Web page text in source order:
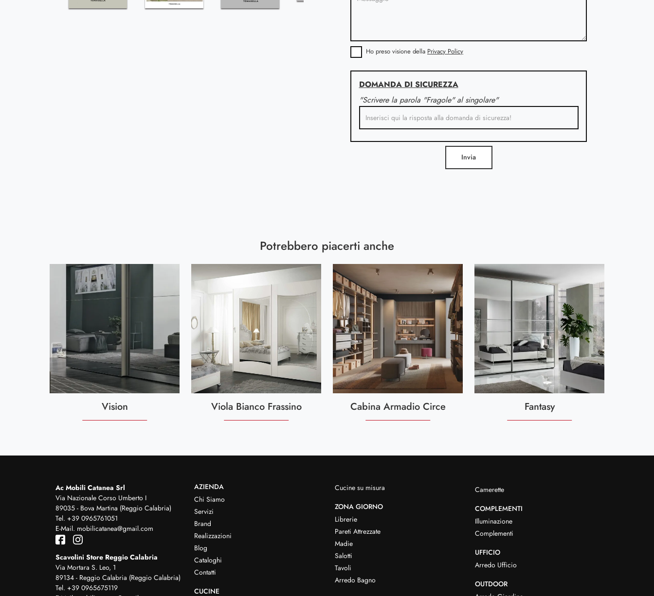
Ho preso visione della Privacy Policy
DOMANDA DI SICUREZZA
"Scrivere la parola "Fragole" al singolare"
Invia
Potrebbero piacerti anche
Vision Viola Bianco Frassino Cabina Armadio Circe Fantasy
Ac Mobili Catanea Srl
Via Nazionale Corso Umberto I
89035 - Bova Martina (Reggio Calabria)
Tel. +39 0965761051
E-Mail. mobilicatanea@gmail.com
Scavolini Store Reggio Calabria
Via Mortara S. Leo, 1
89134 - Reggio Calabria (Reggio Calabria)
Tel. +39 0965675119
AZIENDA
Chi Siamo
Servizi
Brand
Realizzazioni
Blog
Cataloghi
Contatti
CUCINE
Cucine su misura
ZONA GIORNO
Librerie
Pareti Attrezzate
Madie
Salotti
Tavoli
Arredo Bagno
Camerette
COMPLEMENTI
Illuminazione
Complementi
UFFICIO
Arredo Ufficio
OUTDOOR